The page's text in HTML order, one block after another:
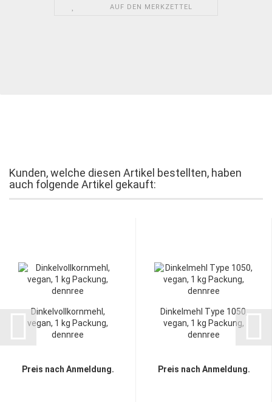
AUF DEN MERKZETTEL
Kunden, welche diesen Artikel bestellten, haben
auch folgende Artikel gekauft:
Dinkelvollkornmehl,
vegan, 1 kg Packung,
dennree
Preis nach Anmeldung.
Dinkelmehl Type 1050,
vegan, 1 kg Packung,
dennree
Preis nach Anmeldung.